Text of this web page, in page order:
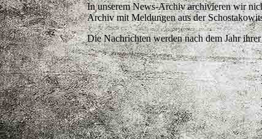
In unserem News-Archiv archivieren wir
Archiv mit Meldungen aus der
Die Nachrichten werden nach dem Jahr